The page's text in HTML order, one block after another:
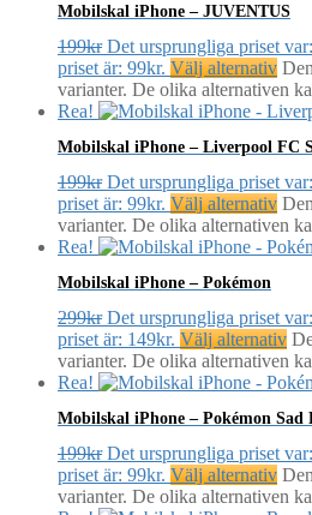
Mobilskal iPhone – JUVENTUS
199kr Det ursprungliga priset
priset är: 99kr. Välj alternativ
varianter. De olika alternativen
Rea!
Mobilskal iPhone – Liverpool FC
199kr Det ursprungliga priset
priset är: 99kr. Välj alternativ
varianter. De olika alternativen
Rea!
Mobilskal iPhone – Pokémon
299kr Det ursprungliga priset
priset är: 149kr. Välj alternativ
varianter. De olika alternativen
Rea!
Mobilskal iPhone – Pokémon Sad
199kr Det ursprungliga priset
priset är: 99kr. Välj alternativ
varianter. De olika alternativen